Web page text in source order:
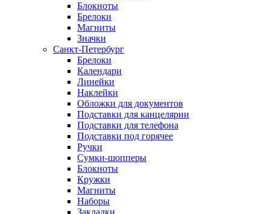
Блокноты
Брелоки
Магниты
Значки
Санкт-Петербург
Брелоки
Календари
Линейки
Наклейки
Обложки для документов
Подставки для канцелярии
Подставки для телефона
Подставки под горячее
Ручки
Сумки-шопперы
Блокноты
Кружки
Магниты
Наборы
Закладки